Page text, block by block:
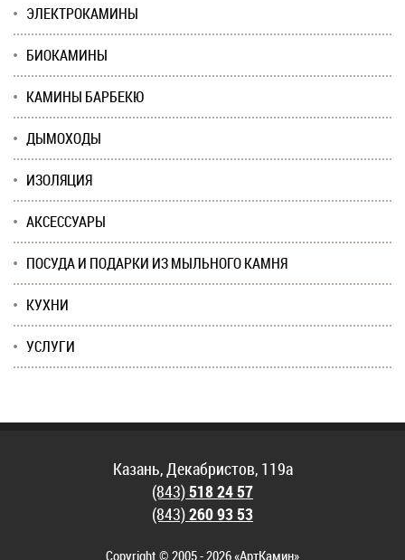
ЭЛЕКТРОКАМИНЫ
БИОКАМИНЫ
КАМИНЫ БАРБЕКЮ
ДЫМОХОДЫ
ИЗОЛЯЦИЯ
АКСЕССУАРЫ
ПОСУДА И ПОДАРКИ ИЗ МЫЛЬНОГО КАМНЯ
КУХНИ
УСЛУГИ
Казань, Декабристов, 119а
(843)518 24 57
(843)260 93 53
Copyright © 2005 - 2026 «АртКамин»